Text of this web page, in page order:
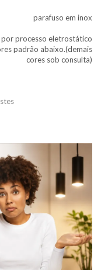
parafuso em inox
processo eletrostático
padrão abaixo.(demais
cores sob consulta)